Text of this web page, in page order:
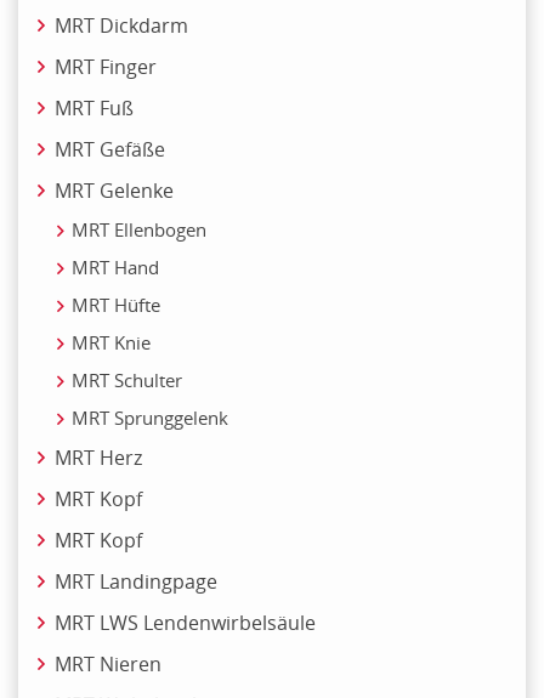
MRT Dickdarm
MRT Finger
MRT Fuß
MRT Gefäße
MRT Gelenke
MRT Ellenbogen
MRT Hand
MRT Hüfte
MRT Knie
MRT Schulter
MRT Sprunggelenk
MRT Herz
MRT Kopf
MRT Kopf
MRT Landingpage
MRT LWS Lendenwirbelsäule
MRT Nieren